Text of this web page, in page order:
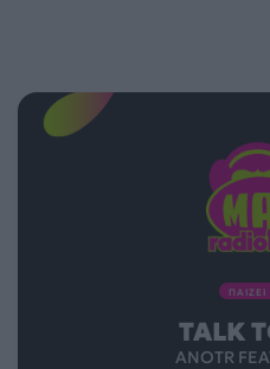
TALK
ANOTR